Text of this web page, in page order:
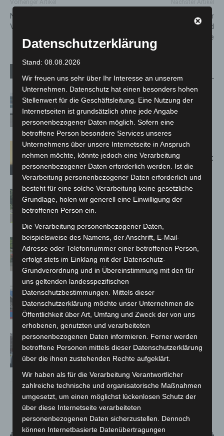
NABU Langenhagen lädt zu
Vortrag: Krise der Biodiversität
Hannover 2025: Ein Jahr voller
Jubiläen, Kultur und
unvergesslicher Momente
Niedersachsen: Feuerwehrkräfte
kehren nach Waldbrandeinsatz aus
Spanien zurück
Hannover: Erste Tigermücken-
Population in Niedersachsen entdeckt
Brand im „Haus der Begegnung“ in
Neuwarmbüchen schnell eingedämmt
Region Hannover: 21 neue
Notfallsanitäter starten beim Roten
Mann läuft mit Hockeyschläger über
A7 – Polizei sucht Zeugen
Celle: Mensch stirbt bei Bagger-Unfall
auf Baustelle
Datenschutzerklärung
Stand: 08.08.2026
Wir freuen uns sehr über Ihr Interesse an unserem
Unternehmen. Datenschutz hat einen besonders hohen
Stellenwert für die Geschäftsleitung. Eine Nutzung der
Internetseiten ist grundsätzlich ohne jede Angabe
personenbezogener Daten möglich. Sofern eine
betroffene Person besondere Services unseres
Unternehmens über unsere Internetseite in Anspruch
nehmen möchte, könnte jedoch eine Verarbeitung
personenbezogener Daten erforderlich werden. Ist die
Verarbeitung personenbezogener Daten erforderlich und
besteht für eine solche Verarbeitung keine gesetzliche
Grundlage, holen wir generell eine Einwilligung der
betroffenen Person ein.
Die Verarbeitung personenbezogener Daten,
beispielsweise des Namens, der Anschrift, E-Mail-
Adresse oder Telefonnummer einer betroffenen Person,
erfolgt stets im Einklang mit der Datenschutz-
Grundverordnung und in Übereinstimmung mit den für
uns geltenden landesspezifischen
Datenschutzbestimmungen. Mittels dieser
Datenschutzerklärung möchte unser Unternehmen die
Öffentlichkeit über Art, Umfang und Zweck der von uns
erhobenen, genutzten und verarbeiteten
personenbezogenen Daten informieren. Ferner werden
betroffene Personen mittels dieser Datenschutzerklärung
über die ihnen zustehenden Rechte aufgeklärt.
Wir haben als für die Verarbeitung Verantwortlicher
zahlreiche technische und organisatorische Maßnahmen
umgesetzt, um einen möglichst lückenlosen Schutz der
über diese Internetseite verarbeiteten
personenbezogenen Daten sicherzustellen. Dennoch
können Internetbasierte Datenübertragungen